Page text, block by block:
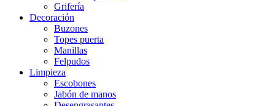
Grifería
Decoración
Buzones
Topes puerta
Manillas
Felpudos
Limpieza
Escobones
Jabón de manos